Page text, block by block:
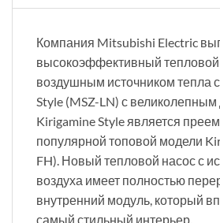
Компания Mitsubishi Electric
высокоэффективный тепловой
воздушным источником тепла
Style (MSZ-LN) с
Kirigamine Style является
популярной топовой модели
FH). Новый тепловой насос с
воздуха имеет полностью
внутренний модуль, который
самый стильный интерьер.